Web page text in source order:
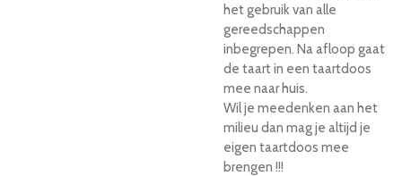
het gebruik van alle
gereedschappen
inbegrepen. Na afloop gaat
de taart in een taartdoos
mee naar huis.
Wil je meedenken aan het
milieu dan mag je altijd je
eigen taartdoos mee
brengen !!!